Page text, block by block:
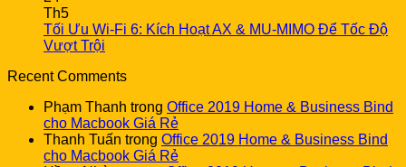
Th5
Tối Ưu Wi-Fi 6: Kích Hoạt AX & MU-MIMO Để Tốc Độ
Vượt Trội
Recent Comments
Phạm Thanh trong Office 2019 Home & Business Bind
cho Macbook Giá Rẻ
Thanh Tuấn trong Office 2019 Home & Business Bind
cho Macbook Giá Rẻ